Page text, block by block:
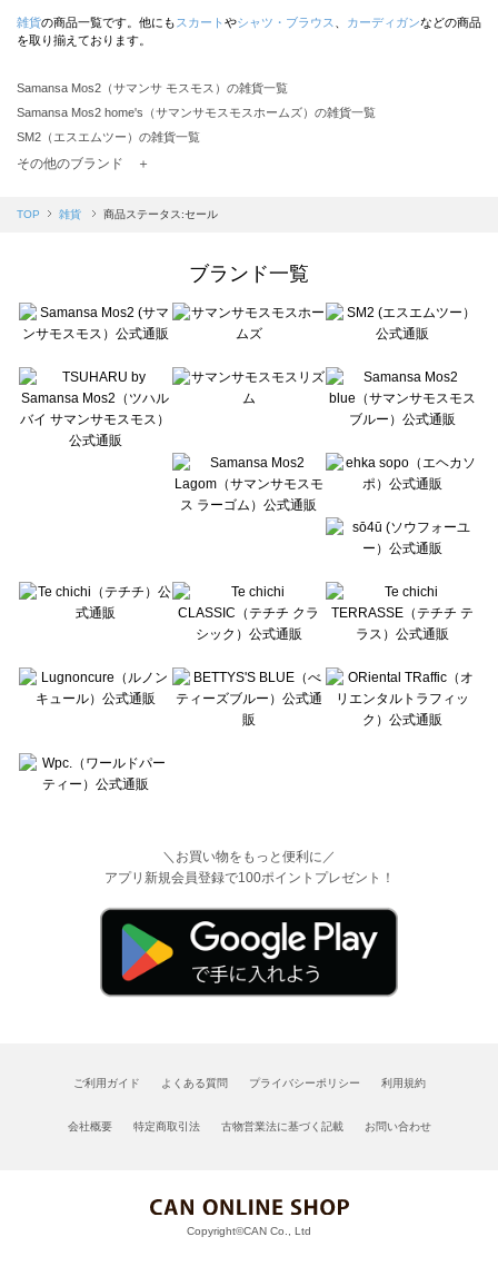
雑貨の商品一覧です。他にも スカート やシャツ・ブラウス カーディガンなどの商品
を取り揃えております。
Samansa Mos2（サマンサ モスモス）の雑貨一覧
Samansa Mos2 home's（サマンサモスモスホームズ）の雑貨一覧
SM2（エスエムツー）の雑貨一覧
TSUHARU by Samansa Mos2（ツハルバイサマンサモスモス）の雑貨一覧
Samansa Mos2 blue（サマンサモスモス ブルー）の雑貨一覧
sō4ū（ソウフォーユー）の雑貨一覧
Te chichi（テチチ）の雑貨一覧
Te chichi CLASSIC（テチチ クラシック）の雑貨一覧
Lugnoncure（ルノンキュール）の雑貨一覧
BETTY'S BLUE（べティーズブルー）の雑貨一覧
Wpc.（ワールドパーティー）の雑貨一覧
その他のブランド ＋
TOP 雑貨 商品ステータス:セール
ブランド一覧
＼お買い物をもっと便利に／
アプリ新規会員登録で100ポイントプレゼント！
ご利用ガイド よくある質問 プライバシーポリシー 利用規約
会社概要 特定商取引法 古物営業法に基づく記載 お問い合わせ
Copyright©CAN Co., Ltd